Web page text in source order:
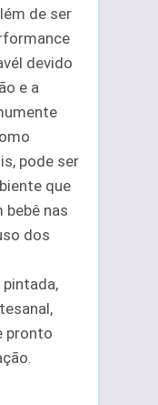
de ser
devido
e a
pode ser
que
bebê nas
dos
pintada,
pronto